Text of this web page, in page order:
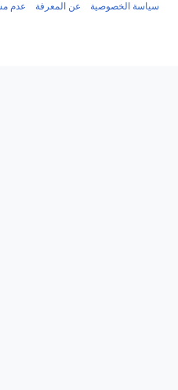
سياسة الخصوصية عن المعرفة عدم